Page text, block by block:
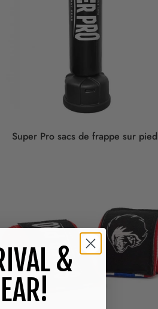
Super Pro sacs de frappe sur pied
&